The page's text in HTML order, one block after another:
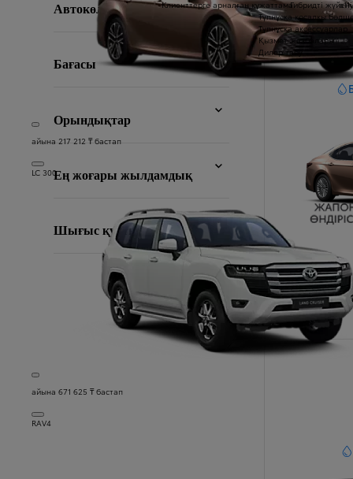
айына 217 212 ₸ бастап
LC 300
айына 671 625 ₸ бастап
RAV4
Клиенттерге арналған құжаттамаГибридті
Түпнұсқа қосалқы
Түпнұсқа аксессуарлар
Қызмет жазбалары
Дилер табу
Автокөлік түрі
Бағасы
Орындықтар
Ең жоғары жылдамдық
Шығыс қуаты